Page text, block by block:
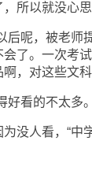
所以就没心思
呢，被老师
了。一次考
，对这些文
看的不太多
人看，“中